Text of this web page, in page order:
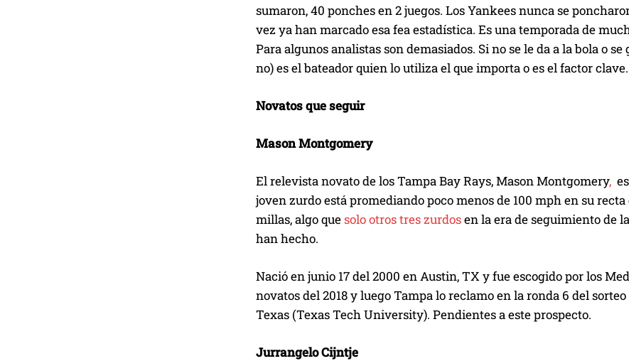
sumaron, 40 ponches en 2 juegos. Los Yankees nunca se
vez ya han marcado esa fea estadística. Es una temporada de
Para algunos analistas son demasiados. Si no se le da a la bola o
no) es el bateador quien lo utiliza el que importa o es el factor clave.
Novatos que seguir
Mason Montgomery
El relevista novato de los Tampa Bay Rays, Mason Montgomery,
joven zurdo está promediando poco menos de 100 mph en su
millas, algo quesolo otros tres zurdosen la era de seguimiento de
han hecho.
Nació en junio 17 del 2000 en Austin, TX y fue escogido por los
novatos del 2018 y luego Tampa lo reclamo en la ronda 6 del
Texas (Texas Tech University). Pendientes a este prospecto.
Jurrangelo Cijntje